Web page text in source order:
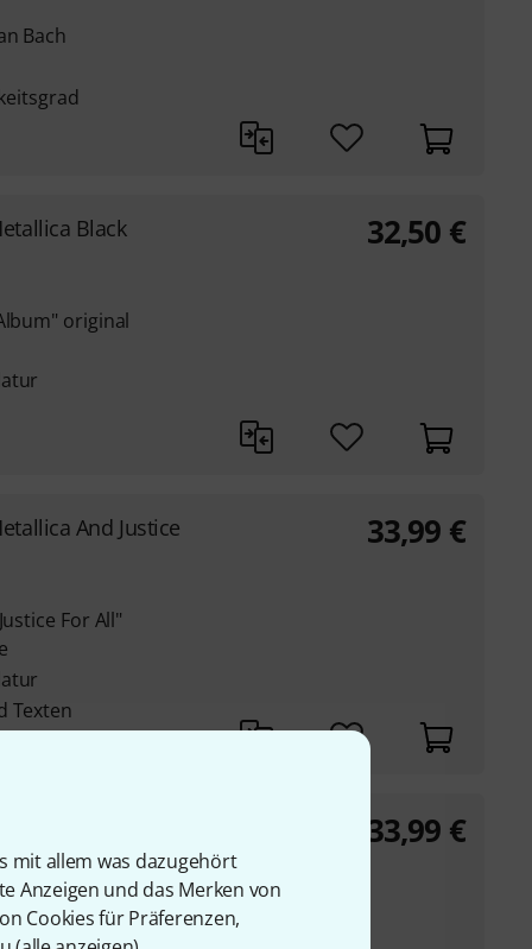
mit allem was dazugehört
Anzeigen und das Merken von
Cookies für Präferenzen,
Bach
Black
original
32,50 €
And Justice
For All"
Texten
33,99 €
transkribiert für
33,99 €